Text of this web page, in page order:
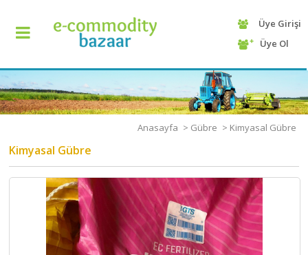
+90
425
13
70
Üye Girişi
Üye Ol
Anasayfa > Gübre > Kimyasal Gübre
Kimyasal Gübre